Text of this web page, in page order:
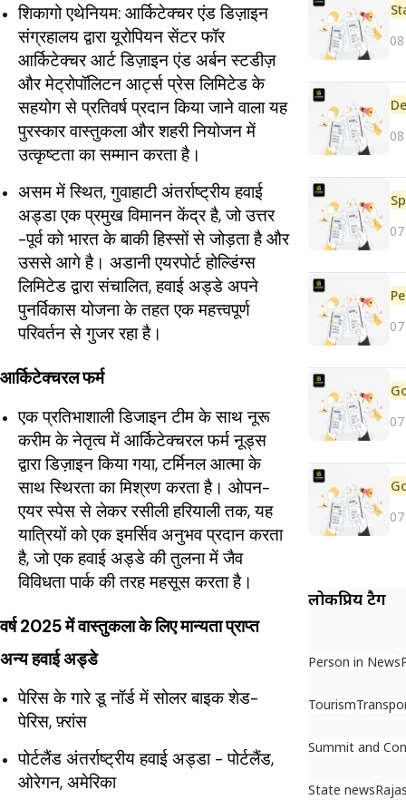
शिकागो एथेनियम: आर्किटेक्चर एंड डिज़ाइन
संग्रहालय द्वारा यूरोपियन सेंटर फॉर
आर्किटेक्चर आर्ट डिज़ाइन एंड अर्बन स्टडीज़
और मेट्रोपॉलिटन आर्ट्स प्रेस लिमिटेड के
सहयोग से प्रतिवर्ष प्रदान किया जाने वाला यह
पुरस्कार वास्तुकला और शहरी नियोजन में
उत्कृष्टता का सम्मान करता है।
असम में स्थित, गुवाहाटी अंतर्राष्ट्रीय हवाई
अड्डा एक प्रमुख विमानन केंद्र है, जो उत्तर
-पूर्व को भारत के बाकी हिस्सों से जोड़ता है और
उससे आगे है। अडानी एयरपोर्ट होल्डिंग्स
लिमिटेड द्वारा संचालित, हवाई अड्डे अपने
पुनर्विकास योजना के तहत एक महत्त्वपूर्ण
परिवर्तन से गुजर रहा है।
आर्किटेक्चरल फर्म
एक प्रतिभाशाली डिजाइन टीम के साथ नूरू
करीम के नेतृत्व में आर्किटेक्चरल फर्म नूड्स
द्वारा डिज़ाइन किया गया, टर्मिनल आत्मा के
साथ स्थिरता का मिश्रण करता है। ओपन-
एयर स्पेस से लेकर रसीली हरियाली तक, यह
यात्रियों को एक इमर्सिव अनुभव प्रदान करता
है, जो एक हवाई अड्डे की तुलना में जैव
विविधता पार्क की तरह महसूस करता है।
वर्ष 2025 में वास्तुकला के लिए मान्यता प्राप्त
अन्य हवाई अड्डे
पेरिस के गारे डू नॉर्ड में सोलर बाइक शेड-
पेरिस, फ़्रांस
पोर्टलैंड अंतर्राष्ट्रीय हवाई अड्डा - पोर्टलैंड,
ओरेगन, अमेरिका
लोकप्रिय टैग
Person in News
Tourism
Summit and
State news